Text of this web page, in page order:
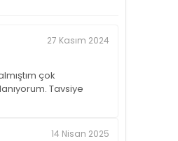
27 Kasım 2024
çok
Tavsiye
14 Nisan 2025